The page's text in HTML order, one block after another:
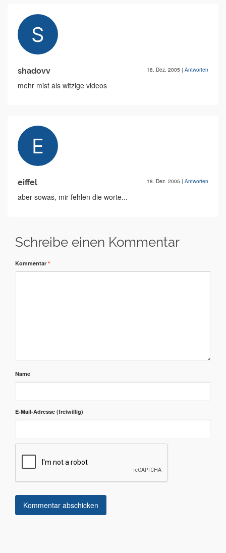
shadovv 18. Dez. 2005 | Antworten
mehr mist als witzige videos
eiffel 18. Dez. 2005 | Antworten
aber sowas, mir fehlen die worte...
Schreibe einen Kommentar
Kommentar *
Name
E-Mail-Adresse